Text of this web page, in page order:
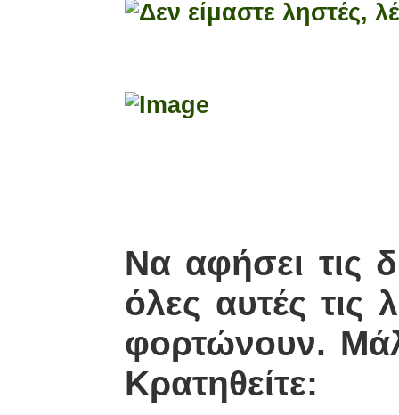
Να αφήσει τις
όλες αυτές τις
φορτώνουν.
Κρατηθείτε: